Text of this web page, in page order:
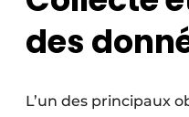
des
L’un des principaux